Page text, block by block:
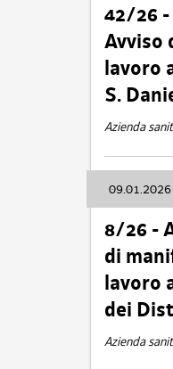
42/26
Avviso
lavoro
S.
Azienda
09.01.2026
8/26 -
di
lavoro
dei
Azienda